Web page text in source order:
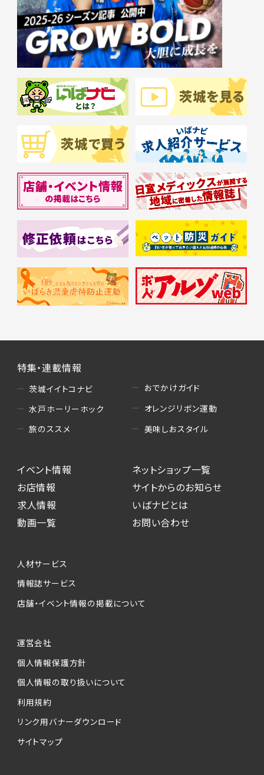
特集・連載情報
茨城イイトコナビ
水戸ホーリーホック
旅のススメ
おでかけガイド
オレンジリボン運動
美味しおスタイル
イベント情報
お店情報
求人情報
動画一覧
ネットショップ一覧
サイトからのお知らせ
いばナビとは
お問い合わせ
人材サービス
情報誌サービス
店舗・イベント情報の掲載について
運営会社
個人情報保護方針
個人情報の取り扱いについて
利用規約
リンク用バナーダウンロード
サイトマップ